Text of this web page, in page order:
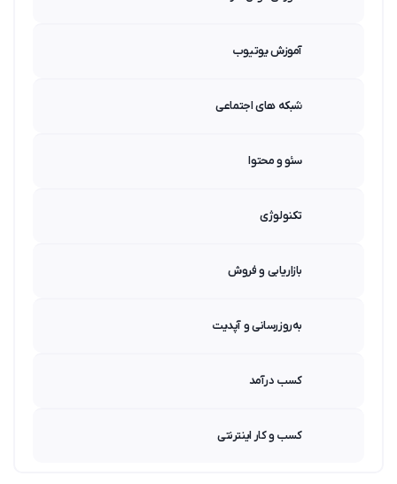
آموزش یوتیوب
شبکه های اجتماعی
سئو و محتوا
تکنولوژی
بازاریابی و فروش
به‌روزرسانی و آپدیت
کسب درآمد
کسب و کار اینترنتی